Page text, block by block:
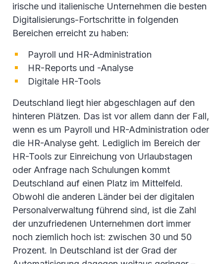
irische und italienische Unternehmen die besten
Digitalisierungs-Fortschritte in folgenden
Bereichen erreicht zu haben:
Payroll und HR-Administration
HR-Reports und -Analyse
Digitale HR-Tools
Deutschland liegt hier abgeschlagen auf den
hinteren Plätzen. Das ist vor allem dann der Fall,
wenn es um Payroll und HR-Administration oder
die HR-Analyse geht. Lediglich im Bereich der
HR-Tools zur Einreichung von Urlaubstagen
oder Anfrage nach Schulungen kommt
Deutschland auf einen Platz im Mittelfeld.
Obwohl die anderen Länder bei der digitalen
Personalverwaltung führend sind, ist die Zahl
der unzufriedenen Unternehmen dort immer
noch ziemlich hoch ist: zwischen 30 und 50
Prozent. In Deutschland ist der Grad der